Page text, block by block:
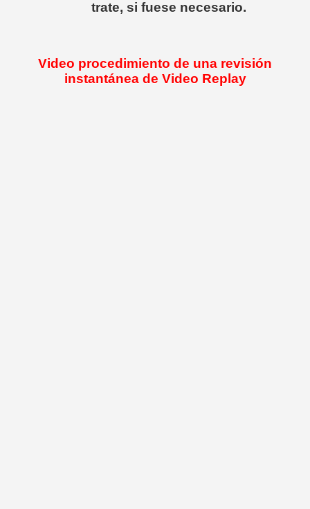
trate, si fuese necesario.
Video procedimiento de una revisión
instantánea de Video Replay